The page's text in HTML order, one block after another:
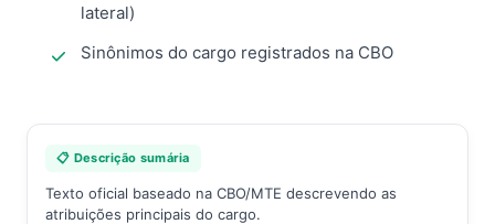
lateral)
Sinônimos do cargo registrados na CBO
📋 Descrição sumária
Texto oficial baseado na CBO/MTE descrevendo as
atribuições principais do cargo.